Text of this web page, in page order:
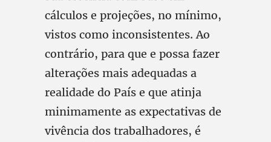
cálculos e projeções, no mínimo,
vistos como inconsistentes. Ao
contrário, para que e possa fazer
alterações mais adequadas a
realidade do País e que atinja
minimamente as expectativas de
vivência dos trabalhadores, é